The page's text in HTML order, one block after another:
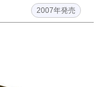
2007年発売